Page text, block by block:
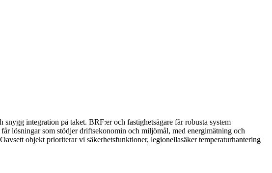
integration på taket. BRF:er och fastighetsägare får robusta system
lösningar som stödjer driftsekonomin och miljömål, med energimätning och
objekt prioriterar vi säkerhetsfunktioner, legionellasäker temperaturhantering